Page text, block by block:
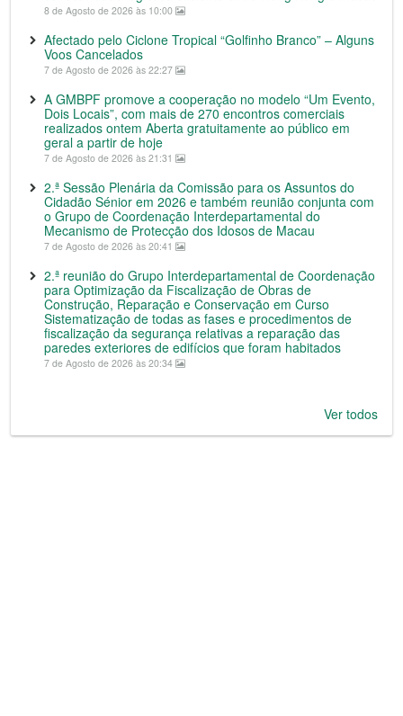
8 de Agosto de 2026 às 10:00
Afectado pelo Ciclone Tropical “Golfinho Branco” – Alguns
Voos Cancelados
7 de Agosto de 2026 às 22:27
A GMBPF promove a cooperação no modelo “Um Evento,
Dois Locais”, com mais de 270 encontros comerciais
realizados ontem Aberta gratuitamente ao público em
geral a partir de hoje
7 de Agosto de 2026 às 21:31
2.ª Sessão Plenária da Comissão para os Assuntos do
Cidadão Sénior em 2026 e também reunião conjunta com
o Grupo de Coordenação Interdepartamental do
Mecanismo de Protecção dos Idosos de Macau
7 de Agosto de 2026 às 20:41
2.ª reunião do Grupo Interdepartamental de Coordenação
para Optimização da Fiscalização de Obras de
Construção, Reparação e Conservação em Curso
Sistematização de todas as fases e procedimentos de
fiscalização da segurança relativas a reparação das
paredes exteriores de edifícios que foram habitados
7 de Agosto de 2026 às 20:34
Ver todos